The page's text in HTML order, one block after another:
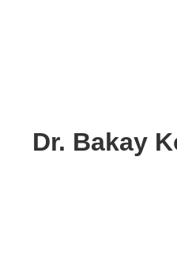
Dr. Bakay